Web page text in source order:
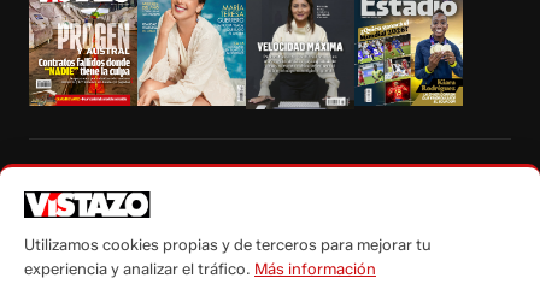
autorización escrita de su titular, de todos los contenidos de Vistazo.com.
Utilizamos cookies propias y de terceros para mejorar tu
experiencia y analizar el tráfico. Más información